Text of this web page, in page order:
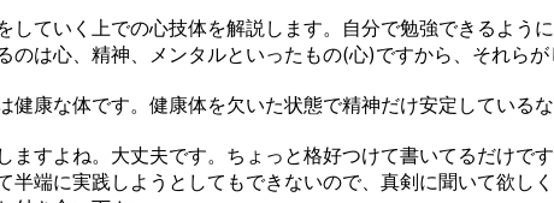
していく上での心技体を解説します。自分で勉強できるよ
のは心、精神、メンタルといったもの(心)ですから、それら
健康な体です。健康体を欠いた状態で精神だけ安定している
ますよね。大丈夫です。ちょっと格好つけて書いてるだけ
半端に実践しようとしてもできないので、真剣に聞いて欲